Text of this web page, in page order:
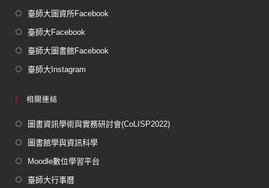
臺師大圖資所Facebook
臺師大Facebook
臺師大圖書館Facebook
臺師大Instagram
相關連結
圖書資訊學術與實務研討會(CoLISP2022)
圖書館學與資訊科學
Moodle數位學習平台
臺師大行事曆